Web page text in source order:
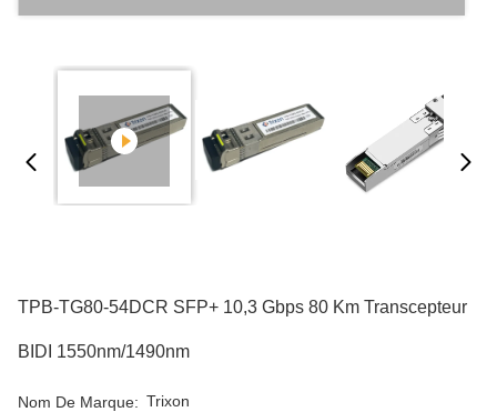
TPB-TG80-54DCR SFP+ 10,3 Gbps 80 Km Transcepteur
BIDI 1550nm/1490nm
Nom De Marque: Trixon